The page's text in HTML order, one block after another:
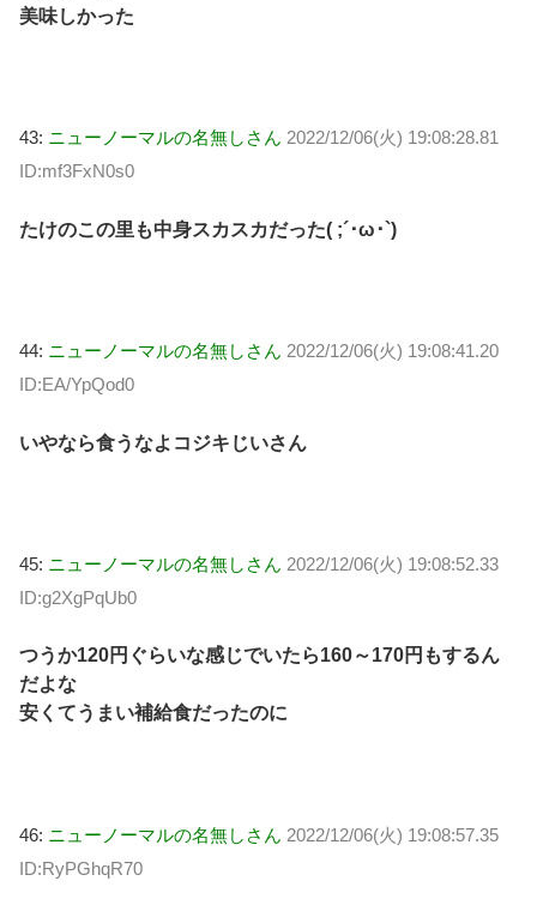
美味しかった
43: ニューノーマルの名無しさん 2022/12/06(火) 19:08:28.81
ID:mf3FxN0s0
たけのこの里も中身スカスカだった( ;´･ω･`)
44: ニューノーマルの名無しさん 2022/12/06(火) 19:08:41.20
ID:EA/YpQod0
いやなら食うなよコジキじいさん
45: ニューノーマルの名無しさん 2022/12/06(火) 19:08:52.33
ID:g2XgPqUb0
つうか120円ぐらいな感じでいたら160～170円もするん
だよな
安くてうまい補給食だったのに
46: ニューノーマルの名無しさん 2022/12/06(火) 19:08:57.35
ID:RyPGhqR70